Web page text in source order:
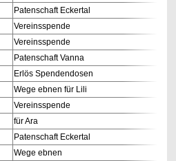
Patenschaft Eckertal
Vereinsspende
Vereinsspende
Patenschaft Vanna
Erlös Spendendosen
Wege ebnen für Lili
Vereinsspende
für Ara
Patenschaft Eckertal
Wege ebnen